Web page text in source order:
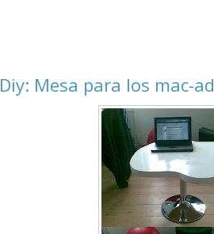
Diy: Mesa para los mac-